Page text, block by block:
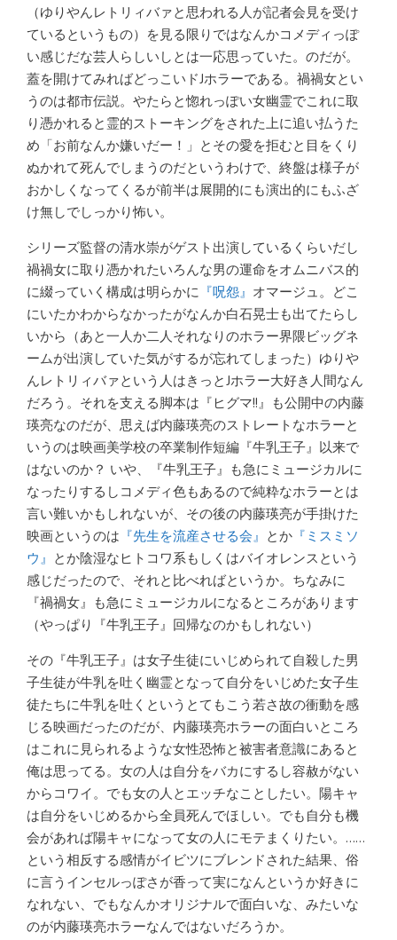
（ゆりやんレトリィバァと思われる人が記者会見を受け
ているというもの）を見る限りではなんかコメディっぽ
い感じだな芸人らしいしとは一応思っていた。のだが。
蓋を開けてみればどっこいドJホラーである。禍禍女とい
うのは都市伝説。やたらと惚れっぽい女幽霊でこれに取
り憑かれると霊的ストーキングをされた上に追い払うた
め「お前なんか嫌いだー！」とその愛を拒むと目をくり
ぬかれて死んでしまうのだというわけで、終盤は様子が
おかしくなってくるが前半は展開的にも演出的にもふざ
け無しでしっかり怖い。
シリーズ監督の清水崇がゲスト出演しているくらいだし
禍禍女に取り憑かれたいろんな男の運命をオムニバス的
に綴っていく構成は明らかに 『呪怨』 オマージュ。どこ
にいたかわからなかったがなんか白石晃士も出てたらし
いから（あと一人か二人それなりのホラー界隈ビッグネ
ームが出演していた気がするが忘れてしまった）ゆりや
んレトリィバァという人はきっとJホラー大好き人間なん
だろう。それを支える脚本は『ヒグマ!!』も公開中の内藤
瑛亮なのだが、思えば内藤瑛亮のストレートなホラーと
いうのは映画美学校の卒業制作短編『牛乳王子』以来で
はないのか？ いや、『牛乳王子』も急にミュージカルに
なったりするしコメディ色もあるので純粋なホラーとは
言い難いかもしれないが、その後の内藤瑛亮が手掛けた
映画というのは 『先生を流産させる会』 とか 『ミスミソ
ウ』 とか陰湿なヒトコワ系もしくはバイオレンスという
感じだったので、それと比べればというか。ちなみに
『禍禍女』も急にミュージカルになるところがあります
（やっぱり『牛乳王子』回帰なのかもしれない）
その『牛乳王子』は女子生徒にいじめられて自殺した男
子生徒が牛乳を吐く幽霊となって自分をいじめた女子生
徒たちに牛乳を吐くというとてもこう若さ故の衝動を感
じる映画だったのだが、内藤瑛亮ホラーの面白いところ
はこれに見られるような女性恐怖と被害者意識にあると
俺は思ってる。女の人は自分をバカにするし容赦がない
からコワイ。でも女の人とエッチなことしたい。陽キャ
は自分をいじめるから全員死んでほしい。でも自分も機
会があれば陽キャになって女の人にモテまくりたい。……
という相反する感情がイビツにブレンドされた結果、俗
に言うインセルっぽさが香って実になんというか好きに
なれない、でもなんかオリジナルで面白いな、みたいな
のが内藤瑛亮ホラーなんではないだろうか。